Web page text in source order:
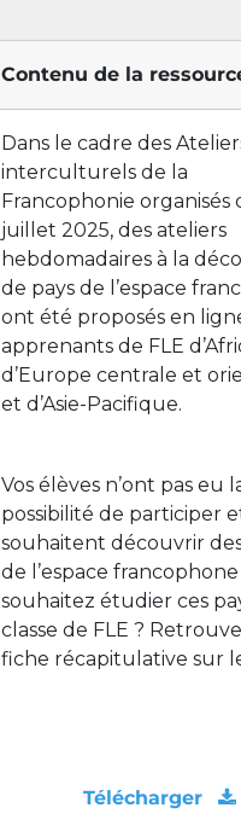
Contenu de la
Dans le cadre des
interculturels de la
Francophonie organisés
juillet 2025, des ateliers
hebdomadaires à la
de pays de l’espace
ont été proposés en
apprenants de FLE
d’Europe centrale et
et d’Asie-Pacifique.
Vos élèves n’ont pas eu
possibilité de participer
souhaitent découvrir
de l’espace francophone
souhaitez étudier ces
classe de FLE ?
fiche récapitulative sur
Télécharger